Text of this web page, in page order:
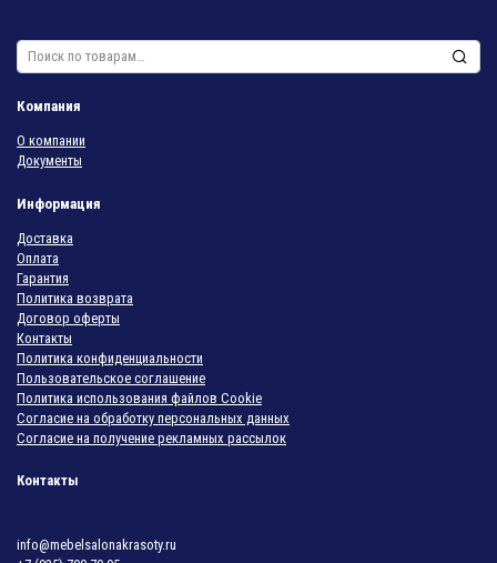
Искать:
Компания
О компании
Документы
Информация
Доставка
Оплата
Гарантия
Политика возврата
Договор оферты
Контакты
Политика конфиденциальности
Пользовательское соглашение
Политика использования файлов Cookie
Согласие на обработку персональных данных
Согласие на получение рекламных рассылок
Контакты
info@mebelsalonakrasoty.ru